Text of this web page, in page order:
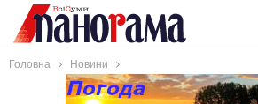
Головна Новини